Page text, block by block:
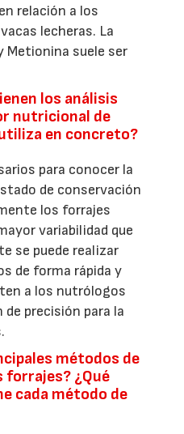
relación a los
lecheras. La
Metionina suele ser
los análisis
nutricional de
en concreto?
para conocer la
de conservación
los forrajes
variabilidad que
se puede realizar
de forma rápida y
a los nutrólogos
precisión para la
métodos de
forrajes? ¿Qué
cada método de